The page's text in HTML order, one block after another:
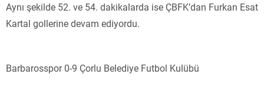
Aynı şekilde 52. ve 54. dakikalarda ise ÇBFK’dan Furkan Esat
Kartal gollerine devam ediyordu.
Barbarosspor 0-9 Çorlu Belediye Futbol Kulübü